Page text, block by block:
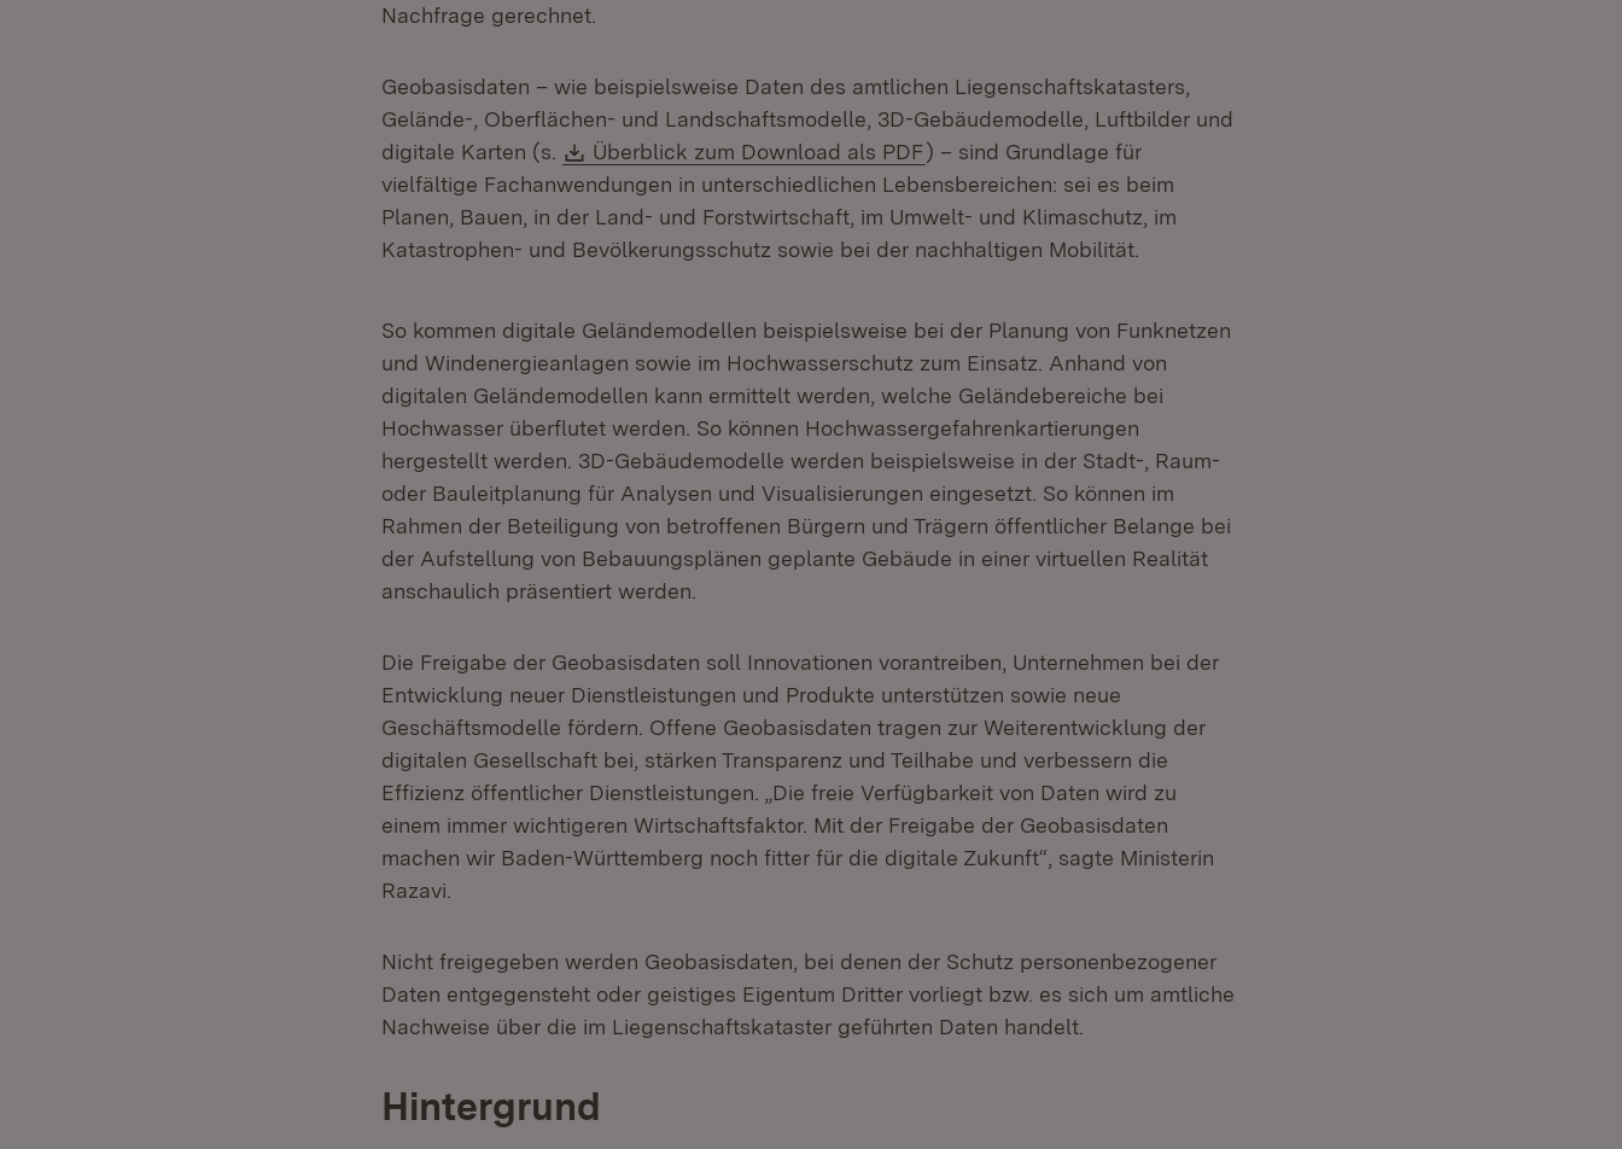
Nachfrage gerechnet.
Geobasisdaten – wie beispielsweise Daten des amtlichen Liegenschaftskatasters,
Gelände-, Oberflächen- und Landschaftsmodelle, 3D-Gebäudemodelle, Luftbilder und
digitale Karten (s.
Download:
Überblick zum Download als PDF(Öffnet in neuem Fenster)
) – sind Grundlage für
vielfältige Fachanwendungen in unterschiedlichen Lebensbereichen: sei es beim
Planen, Bauen, in der Land- und Forstwirtschaft, im Umwelt- und Klimaschutz, im
Katastrophen- und Bevölkerungsschutz sowie bei der nachhaltigen Mobilität.
So kommen digitale Geländemodellen beispielsweise bei der Planung von Funknetzen
und Windenergieanlagen sowie im Hochwasserschutz zum Einsatz. Anhand von
digitalen Geländemodellen kann ermittelt werden, welche Geländebereiche bei
Hochwasser überflutet werden. So können Hochwassergefahrenkartierungen
hergestellt werden. 3D-Gebäudemodelle werden beispielsweise in der Stadt-, Raum-
oder Bauleitplanung für Analysen und Visualisierungen eingesetzt. So können im
Rahmen der Beteiligung von betroffenen Bürgern und Trägern öffentlicher Belange bei
der Aufstellung von Bebauungsplänen geplante Gebäude in einer virtuellen Realität
anschaulich präsentiert werden.
Die Freigabe der Geobasisdaten soll Innovationen vorantreiben, Unternehmen bei der
Entwicklung neuer Dienstleistungen und Produkte unterstützen sowie neue
Geschäftsmodelle fördern. Offene Geobasisdaten tragen zur Weiterentwicklung der
digitalen Gesellschaft bei, stärken Transparenz und Teilhabe und verbessern die
Effizienz öffentlicher Dienstleistungen. „Die freie Verfügbarkeit von Daten wird zu
einem immer wichtigeren Wirtschaftsfaktor. Mit der Freigabe der Geobasisdaten
machen wir Baden-Württemberg noch fitter für die digitale Zukunft“, sagte Ministerin
Razavi.
Nicht freigegeben werden Geobasisdaten, bei denen der Schutz personenbezogener
Daten entgegensteht oder geistiges Eigentum Dritter vorliegt bzw. es sich um amtliche
Nachweise über die im Liegenschaftskataster geführten Daten handelt.
Hintergrund